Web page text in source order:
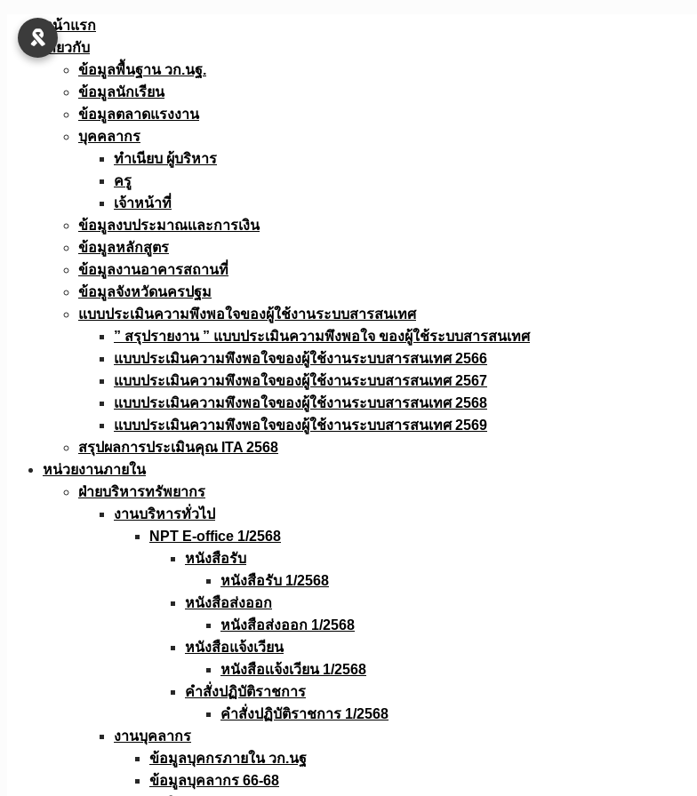
Skip
หน้าแรก
เกี่ยวกับ
ข้อมูลพื้นฐาน วก.นฐ.
ข้อมูลนักเรียน
ข้อมูลตลาดแรงงาน
บุคคลากร
ทำเนียบ ผู้บริหาร
ครู
เจ้าหน้าที่
ข้อมูลงบประมาณเเละการเงิน
ข้อมูลหลักสูตร
ข้อมูลงานอาคารสถานที่
ข้อมูลจังหวัดนครปฐม
แบบประเมินความพึงพอใจของผู้ใช้งานระบบสารสนเทศ
” สรุปรายงาน ” แบบประเมินความพึงพอใจ ของผู้ใช้ระบบสารสนเทศ
แบบประเมินความพึงพอใจของผู้ใช้งานระบบสารสนเทศ 2566
แบบประเมินความพึงพอใจของผู้ใช้งานระบบสารสนเทศ 2567
แบบประเมินความพึงพอใจของผู้ใช้งานระบบสารสนเทศ 2568
แบบประเมินความพึงพอใจของผู้ใช้งานระบบสารสนเทศ 2569
สรุปผลการประเมินคุณ ITA 2568
หน่วยงานภายใน
ฝ่ายบริหารทรัพยากร
งานบริหารทั่วไป
NPT E-office 1/2568
หนังสือรับ
หนังสือรับ 1/2568
หนังสือส่งออก
หนังสือส่งออก 1/2568
หนังสือแจ้งเวียน
หนังสือเเจ้งเวียน 1/2568
คำสั่งปฏิบัติราชการ
คำสั่งปฏิบัติราชการ 1/2568
งานบุคลากร
ข้อมูลบุคกรภายใน วก.นฐ
ข้อมูลบุคลากร 66-68